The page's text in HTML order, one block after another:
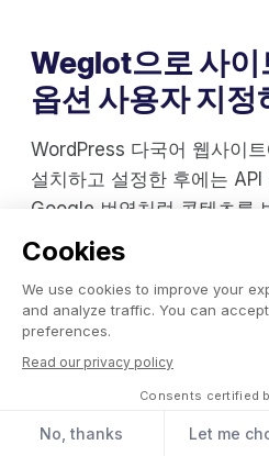
Cookies
We use cookies to improve your
and analyze traffic. You can
preferences.
Read our privacy policy
Consents certified
No, thanks Let me
Weglot으로 사이
옵션 사용자 지정
WordPress 다국어 웹사이트
설치하고 설정한 후에는
Google 번역처럼 콘텐츠를
입력하라는 메시지가 나타날
Weglot 계정이 아직 없다면,
정을 만들어야 해요.